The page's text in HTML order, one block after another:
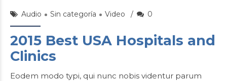
Audio Sin categoría Video 0
2015 Best USA Hospitals and
Clinics
Eodem modo typi, qui nunc nobis videntur parum